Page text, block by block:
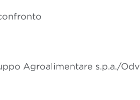
Agroalimentare s.p.a./Odv